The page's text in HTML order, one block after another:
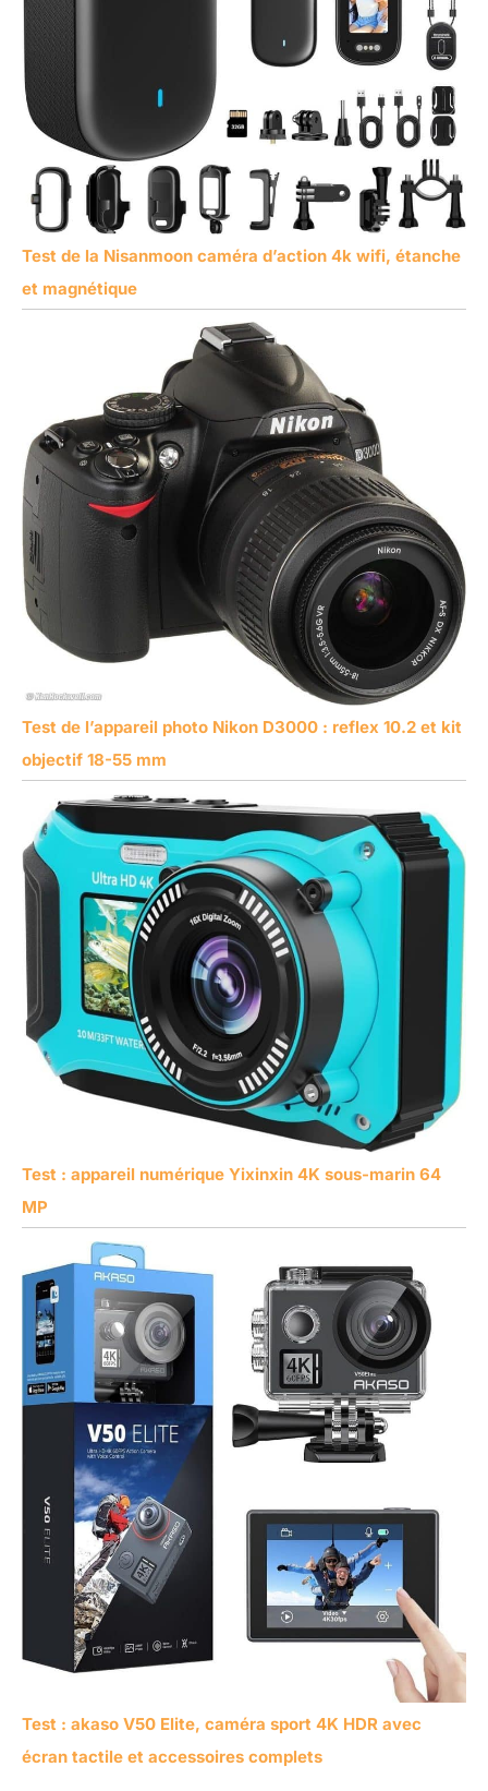
Test de la Nisanmoon caméra d’action 4k wifi, étanche
et magnétique
Test de l’appareil photo Nikon D3000 : reflex 10.2 et kit
objectif 18-55 mm
Test : appareil numérique Yixinxin 4K sous-marin 64
MP
Test : akaso V50 Elite, caméra sport 4K HDR avec
écran tactile et accessoires complets